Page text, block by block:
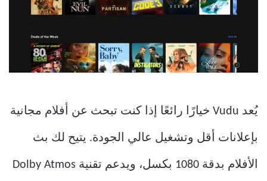
يُعد Vudu خيارًا رائعًا إذا كنت تبحث عن أفلام مجانية
بإعلانات أقل وتشغيل عالي الجودة. يتيح لك بث
الأفلام بدقة 1080 بكسل، ويدعم تقنية Dolby Atmos